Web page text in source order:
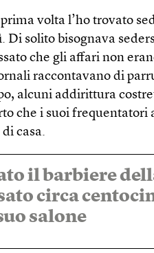
volta l’ho trovato
Di solito bisognava
che gli affari non
raccontavano di
alcuni addirittura
che i suoi frequentatori
casa.
il barbiere
circa
salone